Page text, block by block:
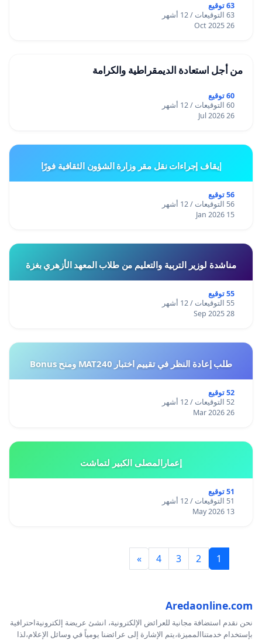
63 توقيع
63 التوقيعات / 12 أشهر
26 Oct 2025
من أجل استعادة الديمقراطية والكرامة
60 توقيع
60 التوقيعات / 12 أشهر
26 Jul 2026
إيقاف إجراءات نقل مقر وزارة الشؤون الثقافية فورًا
56 توقيع
56 التوقيعات / 12 أشهر
15 Jan 2026
مناشدة لوزير التربية والتعليم من طلاب المعهد الأزهري بغزة
55 توقيع
55 التوقيعات / 12 أشهر
28 Sep 2025
طلب إعادة النظر في تقييم اختبار MAT240 ومنح Bonus
52 توقيع
52 التوقيعات / 12 أشهر
26 Mar 2026
إعمارالمصلى الكبير لتماشت
51 توقيع
51 التوقيعات / 12 أشهر
13 May 2026
1
2
3
4
»
Aredaonline.com
نحن نقدم استضافة مجانية للعرائض الإلكترونية، انشئ عريضة إلكترونيةاحترافية
بإستخدام خدمتناالمميزة،يتم الإشارة إلى عرائضنا يومياً في وسائل الإعلام،لذا